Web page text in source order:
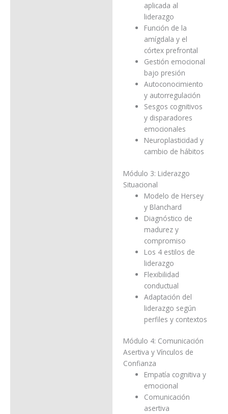
aplicada al
liderazgo
Función de la
amígdala y el
córtex prefrontal
Gestión emocional
bajo presión
Autoconocimiento
y autorregulación
Sesgos cognitivos
y disparadores
emocionales
Neuroplasticidad y
cambio de hábitos
Módulo 3: Liderazgo
Situacional
Modelo de Hersey
y Blanchard
Diagnóstico de
madurez y
compromiso
Los 4 estilos de
liderazgo
Flexibilidad
conductual
Adaptación del
liderazgo según
perfiles y contextos
Módulo 4: Comunicación
Asertiva y Vínculos de
Confianza
Empatía cognitiva y
emocional
Comunicación
asertiva